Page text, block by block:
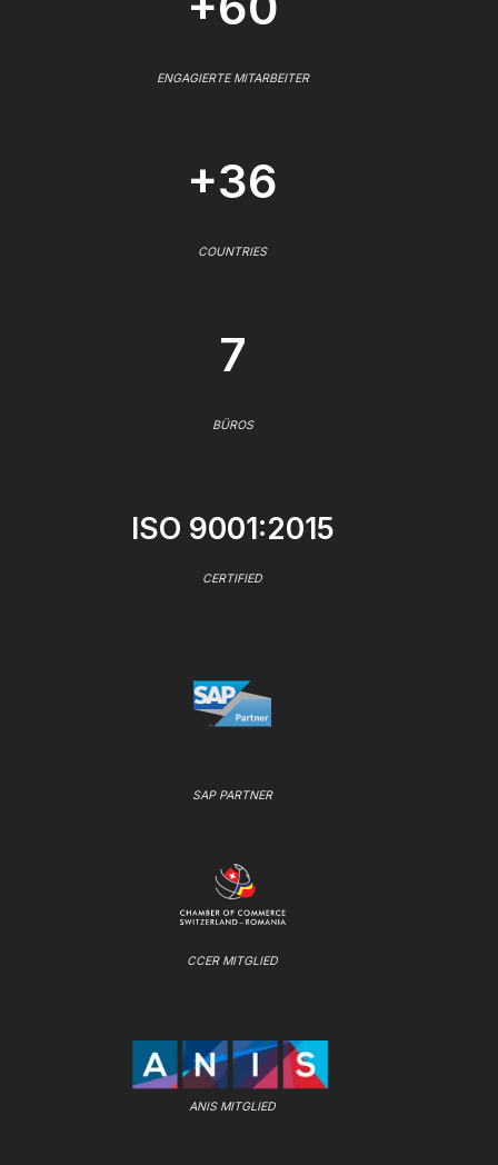
ENGAGIERTE MITARBEITER
+36
COUNTRIES
7
BÜROS
ISO 9001:2015
CERTIFIED
SAP PARTNER
CCER MITGLIED
ANIS MITGLIED